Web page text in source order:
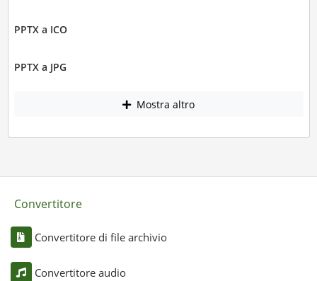
PPTX a ICO
PPTX a JPG
Mostra altro
Convertitore
Convertitore di file archivio
Convertitore audio